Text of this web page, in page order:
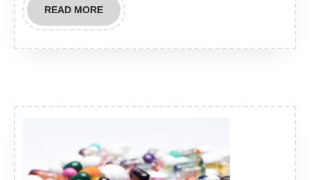
READ MOREREAD
MORE